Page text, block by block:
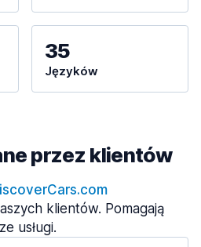
35
Języków
przez klientów
klientów. Pomagają
usługi.